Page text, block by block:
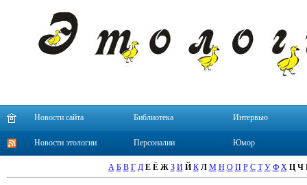
Новости сайта Библиотека Интервью
Новости этологии Персоналии Юмор
А Б В Г Д Е Ё Ж З И Й К Л М Н О П Р С Т У Ф Х Ц Ч